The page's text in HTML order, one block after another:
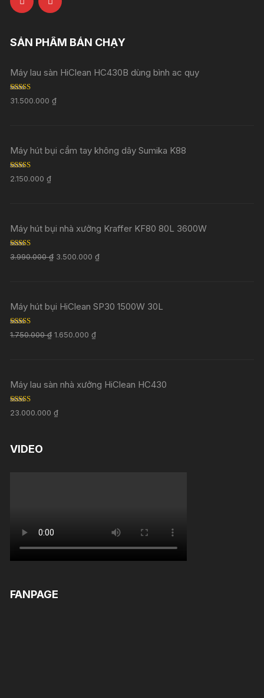
SẢN PHẨM BÁN CHẠY
Máy lau sàn HiClean HC430B dùng bình ac quy
Rated5.00
out of 5
31.500.000₫
Máy hút bụi cầm tay không dây Sumika K88
Rated5.00
out of 5
2.150.000₫
Máy hút bụi nhà xưởng Kraffer KF80 80L 3600W
Rated 5.00
out of 5
3.990.000₫ 3.500.000₫
Máy hút bụi HiClean SP30 1500W 30L
Rated 5.00
out of 5
1.750.000₫ 1.650.000₫
Máy lau sàn nhà xưởng HiClean HC430
Rated5.00
out of 5
23.000.000₫
VIDEO
FANPAGE